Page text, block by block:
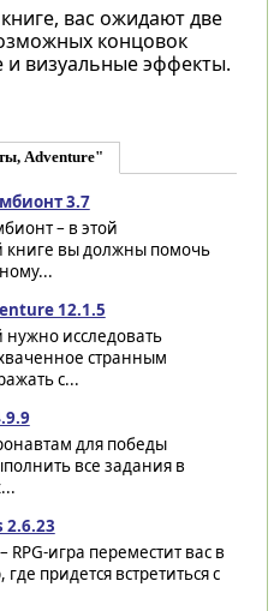
вас ожидают две
концовок
визуальные эффекты.
Adventure"
3.7
– в этой
книге вы должны помочь
12.1.5
нужно исследовать
странным
с...
для победы
все задания в
2.6.23
RPG-игра переместит вас в
придется встретиться с